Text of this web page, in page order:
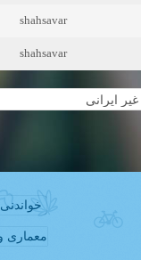
shahsavar
shahsavar
معماری